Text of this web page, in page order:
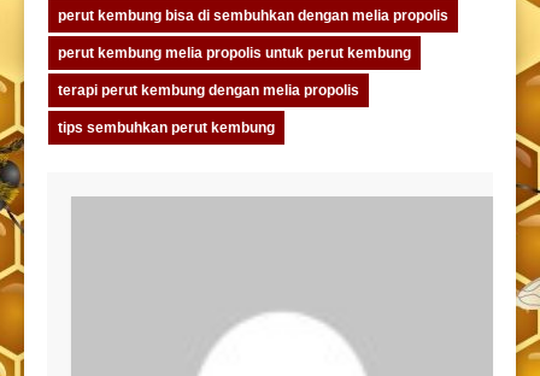
perut kembung bisa di sembuhkan dengan melia propolis
perut kembung melia propolis untuk perut kembung
terapi perut kembung dengan melia propolis
tips sembuhkan perut kembung